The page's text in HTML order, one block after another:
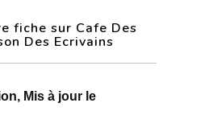
fiche sur Cafe Des
Des Ecrivains
Mis à jour le